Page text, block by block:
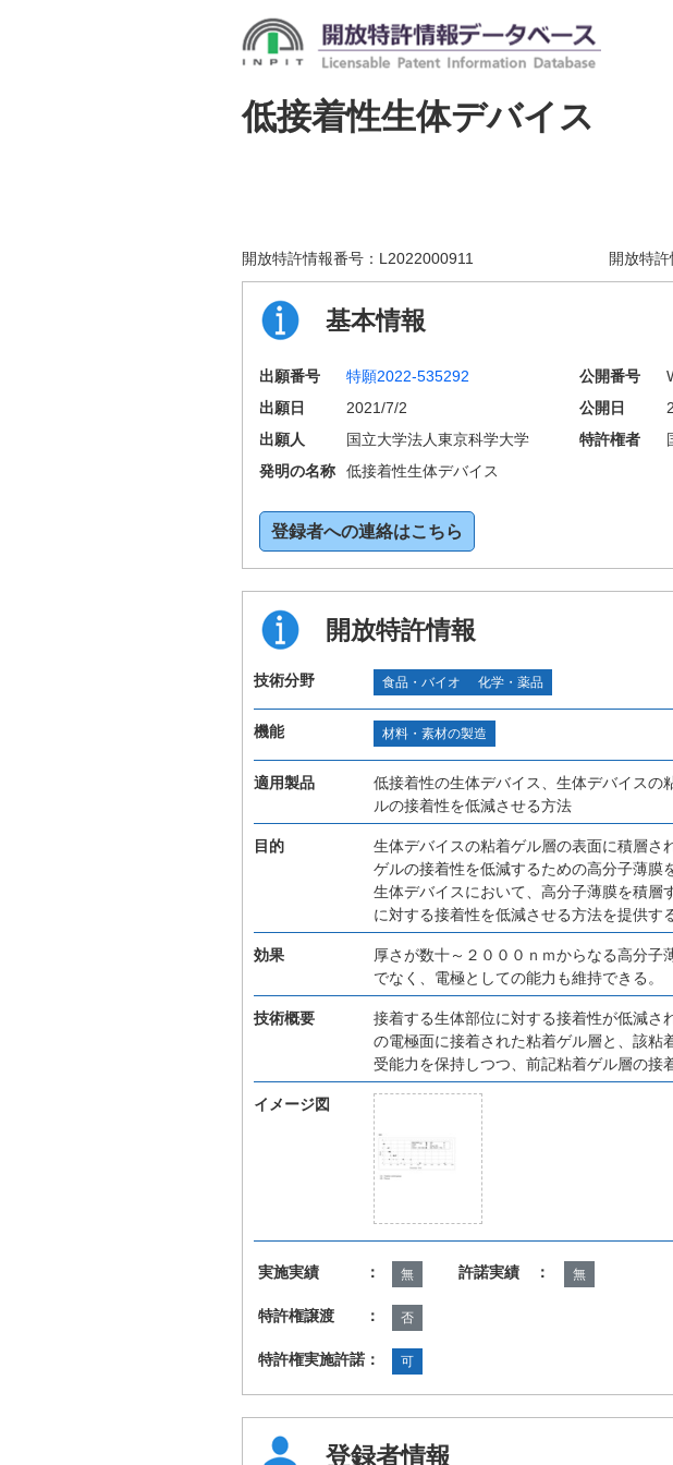
低接着性生体デバイス
開放特許情報番号： L2022000911 開放特許
基本情報
出願番号 特願2022-535292 公開番号
出願日
2021/7/2 公開日
出願人
国立大学法人東京科学大学 特許権者
発明の名称
低接着性生体デバイス
登録者への連絡はこちら
開放特許情報
技術分野 食品・バイオ 化学・薬品
機能 材料・素材の製造
適用製品
低接着性の生体デバイス、生体デバイスの
ルの接着性を低減させる方法
目的
生体デバイスの粘着ゲル層の表面に積層さ
ゲルの接着性を低減するための高分子薄膜
生体デバイスにおいて、高分子薄膜を積層
に対する接着性を低減させる方法を提供する
効果
厚さが数十～２０００ｎｍからなる高分
でなく、電極としての能力も維持できる。
技術概要
接着する生体部位に対する接着性が低減さ
の電極面に接着された粘着ゲル層と、該粘
受能力を保持しつつ、前記粘着ゲル層の接
イメージ図
実施実績 ： 無 許諾実績 ： 無
特許権譲渡 ： 否
特許権実施許諾： 可
登録者情報